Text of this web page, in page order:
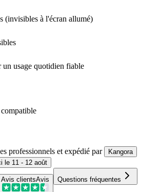
(invisibles à l'écran allumé)
un usage quotidien fiable
professionnels et expédié par
Kangora
le 11 - 12 août
Avis clientsAvis Questions fréquentes